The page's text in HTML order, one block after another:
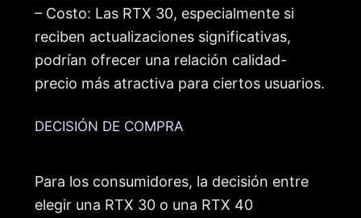
– Costo: Las RTX 30, especialmente si
reciben actualizaciones significativas,
podrían ofrecer una relación calidad-
precio más atractiva para ciertos usuarios.
DECISIÓN DE COMPRA
Para los consumidores, la decisión entre
elegir una RTX 30 o una RTX 40